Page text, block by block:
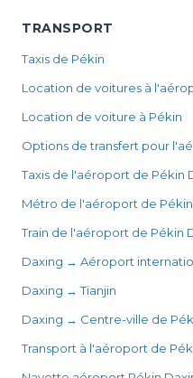
TRANSPORT
Taxis de Pékin
Location de voitures à
Location de voiture à Pékin
Options de transfert pour
Taxis de l'aéroport de Pékin
Métro de l'aéroport de
Train de l'aéroport de Pékin
Daxing → Aéroport
Daxing → Tianjin
Daxing → Centre-ville de
Transport à l'aéroport de